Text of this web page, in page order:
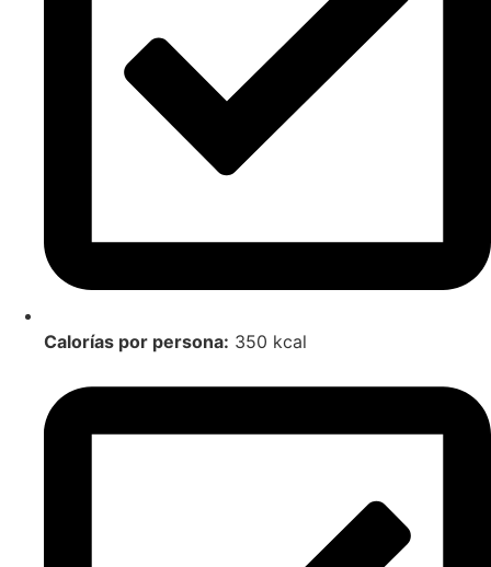
Calorías por persona: 350 kcal